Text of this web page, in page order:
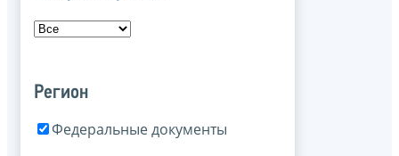
Регион
Федеральные документы